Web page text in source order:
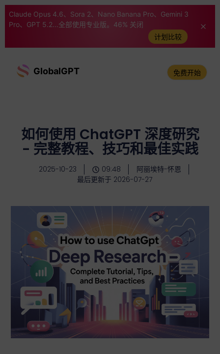
Claude Opus 4.6、Sora 2、Nano Banana Pro、Gemini 3
Pro、GPT 5.2...全部使用专业版。46% 关闭
计划比较
GlobalGPT 免费开始
如何使用 ChatGPT 深度研究
- 完整教程、技巧和最佳实践
2025-10-23 09:48
阿丽埃特-怀恩
最后更新于 2026-07-27